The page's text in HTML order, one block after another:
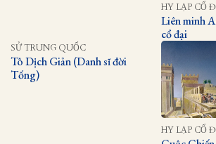
HY LẠP CỔ
Liên minh
cổ đại
SỬ TRUNG QUỐC
Tô Dịch Giản (Danh sĩ đời
Tống)
HY LẠP CỔ